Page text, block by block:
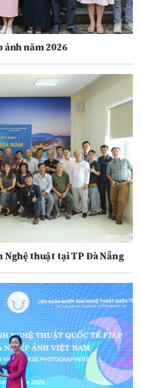
ảnh năm 2026
thuật tại TP Đà Nẵng